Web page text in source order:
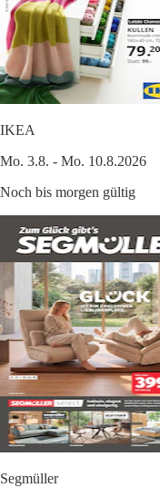
IKEA
Mo. 3.8. - Mo. 10.8.2026
Noch bis morgen gültig
Segmüller